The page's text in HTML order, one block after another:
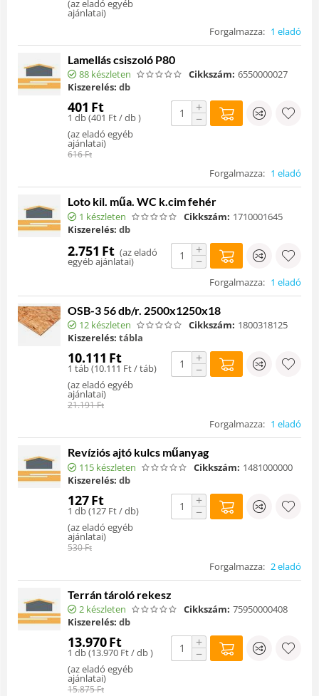
(az eladó egyéb
ajánlatai)
Forgalmazza: 1 eladó
Lamellás csiszoló P80
88 készleten Cikkszám: 6550000027
Kiszerelés: db
401 Ft
1 db (401 Ft/ db )
(az eladó egyéb
ajánlatai)
616Ft
+
−
Forgalmazza: 1 eladó
Loto kil. műa. WC k.cim fehér
1 készleten Cikkszám: 1710001645
Kiszerelés: db
2.751 Ft (az eladó
egyéb ajánlatai)
+
−
Forgalmazza: 1 eladó
OSB-3 56 db/r. 2500x1250x18
12 készleten Cikkszám: 1800318125
Kiszerelés: tábla
10.111 Ft
1 táb (10.111 Ft/ táb)
(az eladó egyéb
ajánlatai)
21.191Ft
+
−
Forgalmazza: 1 eladó
Revíziós ajtó kulcs műanyag
115 készleten Cikkszám: 1481000000
Kiszerelés: db
127Ft
1 db (127 Ft/ db)
(az eladó egyéb
ajánlatai)
530Ft
+
−
Forgalmazza: 2 eladó
Terrán tároló rekesz
2 készleten Cikkszám: 75950000408
Kiszerelés: db
13.970Ft
1 db (13.970 Ft/ db )
(az eladó egyéb
ajánlatai)
15.875Ft
+
−